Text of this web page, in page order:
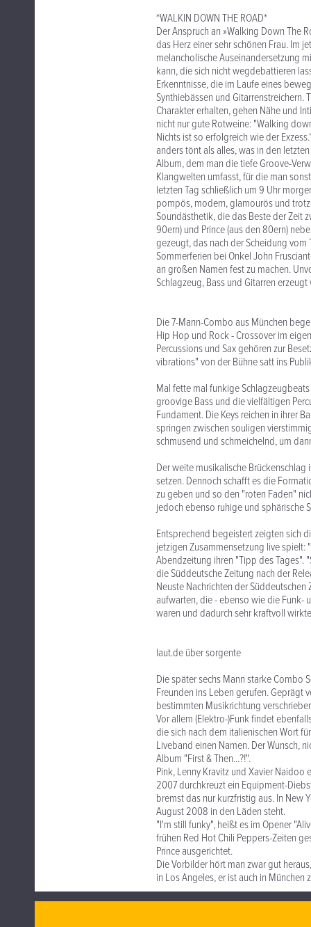
*WALKIN DOWN THE ROAD*
Der Anspruch an »Walking Down The
das Herz einer sehr schönen Frau. Im
melancholische Auseinandersetzung
kann, die sich nicht wegdebattieren
Erkenntnisse, die im Laufe eines
Synthiebässen und
Charakter erhalten, gehen Nähe und
nicht nur gute Rotweine: "Walking
Nichts ist so erfolgreich wie der
anders tönt als alles, was in den
Album, dem man die tiefe Groove-
Klangwelten umfasst, für die man
letzten Tag schließlich um 9 Uhr
pompös, modern, glamourös und
Soundästhetik, die das Beste der Zeit
90ern) und Prince (aus den 80ern)
gezeugt, das nach der Scheidung
Sommerferien bei Onkel John
an großen Namen fest zu machen.
Schlagzeug, Bass und Gitarren
Die 7-Mann-Combo aus München
Hip Hop und Rock - Crossover im
Percussions und Sax gehören zur
vibrations" von der Bühne satt ins
Mal fette mal funkige
groovige Bass und die vielfältigen
Fundament. Die Keys reichen in ihrer
springen zwischen souligen
schmusend und schmeichelnd, um
Der weite musikalische
setzen. Dennoch schafft es die
zu geben und so den "roten Faden"
jedoch ebenso ruhige und sphärische
Entsprechend begeistert zeigten sich
jetzigen Zusammensetzung live spielt:
Abendzeitung ihren "Tipp des Tages".
die Süddeutsche Zeitung nach der
Neuste Nachrichten der
aufwarten, die - ebenso wie die Funk-
waren und dadurch sehr kraftvoll
laut.de über sorgente
Die später sechs Mann starke Combo
Freunden ins Leben gerufen. Geprägt
bestimmten Musikrichtung
Vor allem (Elektro-)Funk findet
die sich nach dem italienischen Wort
Liveband einen Namen. Der Wunsch,
Album "First & Then...?!".
Pink, Lenny Kravitz und Xavier
2007 durchkreuzt ein Equipment-
bremst das nur kurzfristig aus. In New
August 2008 in den Läden steht.
"I'm still funky", heißt es im Opener
frühen Red Hot Chili Peppers-Zeiten
Prince ausgerichtet.
Die Vorbilder hört man zwar gut
in Los Angeles, er ist auch in München